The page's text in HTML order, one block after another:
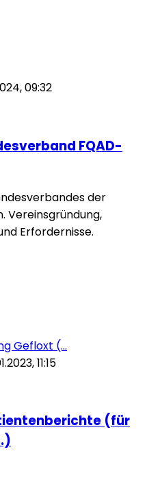
09:32
FQAD-
der
Vereinsgründung,
Erfordernisse.
Gefloxt (…
11:15
(für